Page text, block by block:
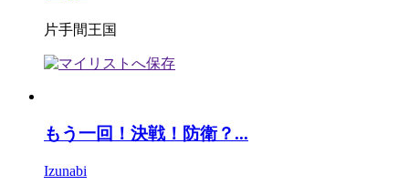
片手間王国
もう一回！決戦！防衛？...
Izunabi